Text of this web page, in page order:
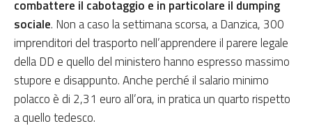
combattere il cabotaggio e in particolare il dumping
sociale. Non a caso la settimana scorsa, a Danzica, 300
imprenditori del trasporto nell’apprendere il parere legale
della DD e quello del ministero hanno espresso massimo
stupore e disappunto. Anche perché il salario minimo
polacco è di 2,31 euro all’ora, in pratica un quarto rispetto
a quello tedesco.